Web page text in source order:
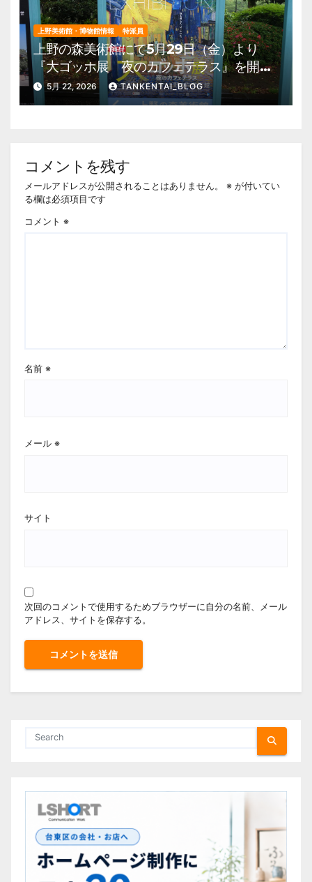
上野美術館・博物館情報 特派員
上野の森美術館にて5月29日（金）より
『大ゴッホ展 夜のカフェテラス』を開
催。 上野公園 美術館・博物館 混雑情
報他
5月 22, 2026 TANKENTAI_BLOG
コメントを残す
メールアドレスが公開されることはありません。 ※ が付いてい
る欄は必須項目です
コメント ※
名前 ※
メール ※
サイト
次回のコメントで使用するためブラウザーに自分の名前、メール
アドレス、サイトを保存する。